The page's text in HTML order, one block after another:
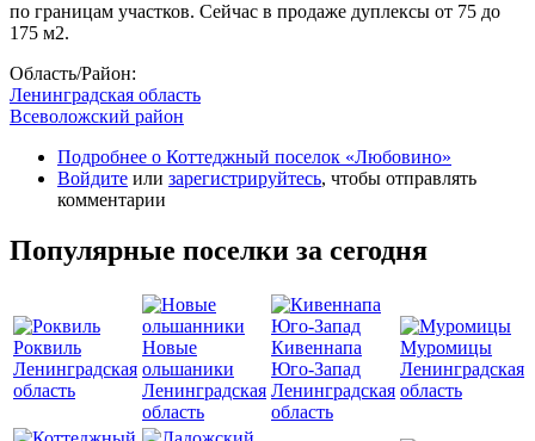
по границам участков. Сейчас в продаже дуплексы от 75 до
175 м2.
Область/Район:
Ленинградская область
Всеволожский район
Подробнее о Коттеджный поселок «Любовино»
Войдите или зарегистрируйтесь, чтобы отправлять
комментарии
Популярные поселки за сегодня
Роквиль
Ленинградская
область
Новые
ольшаники
Ленинградская
область
Кивеннапа
Юго-Запад
Ленинградская
область
Муромицы
Ленинградская
область